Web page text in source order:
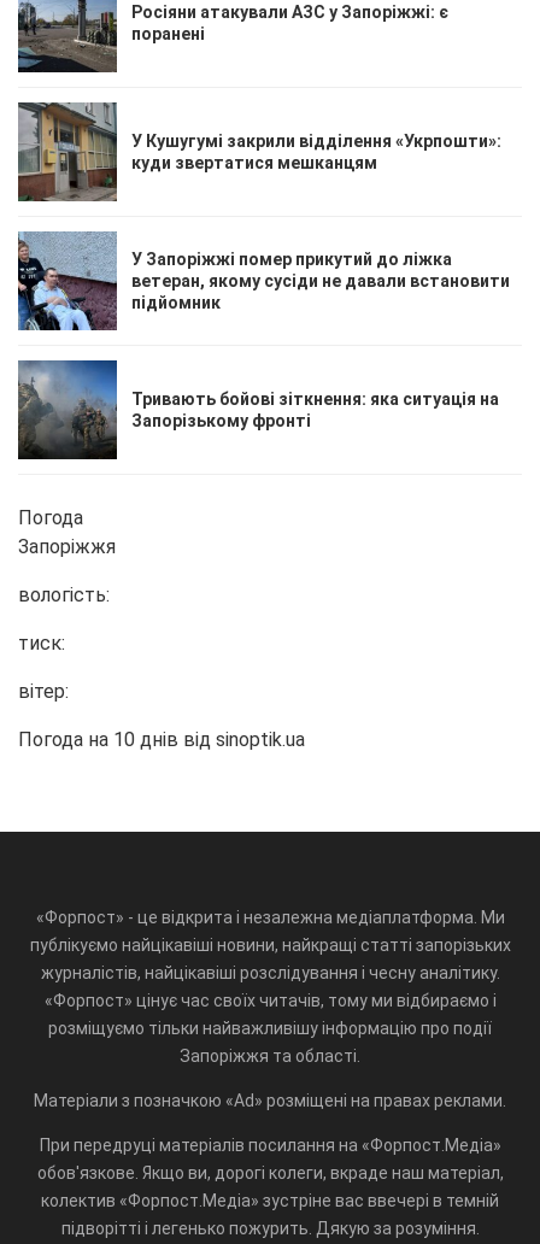
Росіяни атакували АЗС у Запоріжжі: є
поранені
У Кушугумі закрили відділення «Укрпошти»:
куди звертатися мешканцям
У Запоріжжі помер прикутий до ліжка
ветеран, якому сусіди не давали встановити
підйомник
Тривають бойові зіткнення: яка ситуація на
Запорізькому фронті
Погода
Запоріжжя
вологість:
тиск:
вітер:
Погода на 10 днів від sinoptik.ua
«Форпост» - це відкрита і незалежна медіаплатформа. Ми
публікуємо найцікавіші новини, найкращі статті запорізьких
журналістів, найцікавіші розслідування і чесну аналітику.
«Форпост» цінує час своїх читачів, тому ми відбираємо і
розміщуємо тільки найважливішу інформацію про події
Запоріжжя та області.
Матеріали з позначкою «Ad» розміщені на правах реклами.
При передруці матеріалів посилання на «Форпост.Медіа»
обов'язкове. Якщо ви, дорогі колеги, вкраде наш матеріал,
колектив «Форпост.Медіа» зустріне вас ввечері в темній
підворітті і легенько пожурить. Дякую за розуміння.